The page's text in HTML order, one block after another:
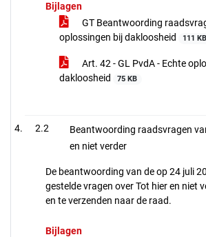
Bijlagen
GT Beantwoording
oplossingen bij dakloosheid
111 KB
Art. 42 - GL PvdA - Echte
dakloosheid
75 KB
2.2
Beantwoording raadsvragen
en niet verder
De beantwoording van de op 24 juli
gestelde vragen over Tot hier en niet
en te verzenden naar de raad.
Bijlagen